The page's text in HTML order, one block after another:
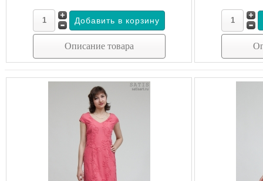
Описание товара